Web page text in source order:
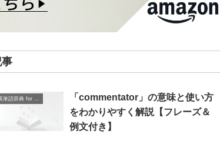
事
「commentator」の意味と使い方
をわかりやすく解説【フレーズ＆
例文付き】